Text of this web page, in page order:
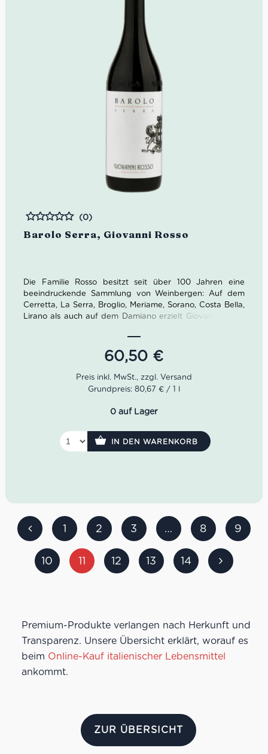
Barolo Serra, Giovanni Rosso
Bewertet
(0)
Die Familie Rosso besitzt seit über 100 Jahren eine
beeindruckende Sammlung von Weinbergen: Auf dem
Cerretta, La Serra, Broglio, Meriame, Sorano, Costa Bella,
Lirano als auch auf dem Damiano erzielt Giovanni Rosso
2001 im Alter von 27 Jahren zum Chef-Önologe
gemacht. Sein Credo:Der Wein muss die perfekte Kopie
Der Schöpfungsprozess des Barolo Serra startet mit der
Lese Mitte Oktober. Die Gärung dauert in etwa 28 Tage.
Zur Vinifizierung reift der Wein in französischen
Eichenfässern mit 25 und 50 hl . Das Holz stammt aus
dem berühmten Wald von Fontainebleau. Im Glas zeigt
sich unser Barolo Serra mit intensiver rubinroter Farbe.
Zudem entfalten sich im Bouquet herrliche Duftnoten von
harmonischer Spannungsbogen.
Farbe: Rubinrot
Geruch: Waldfrüchte, Veilchen, Lakritz, Kaffeebohne
Geschmack: kräftig, dicht, elegant strukturiert
60,50 €
Grundpreis: 80,67 € / 1 l
0 auf Lager
IN DEN WARENKORB
1 2 3 … 8 9
10 11 12 13 14
Premium-Produkte verlangen nach Herkunft und
Transparenz. Unsere Übersicht erklärt, worauf es
beim Online-Kauf italienischer Lebensmittel
ankommt.
ZUR ÜBERSICHT